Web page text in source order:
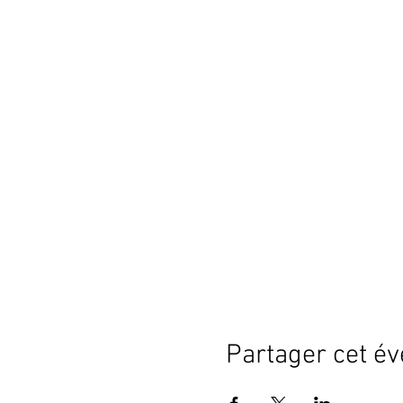
Partager cet